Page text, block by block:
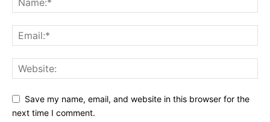
Save my name, email, and website in this browser for the
next time I comment.